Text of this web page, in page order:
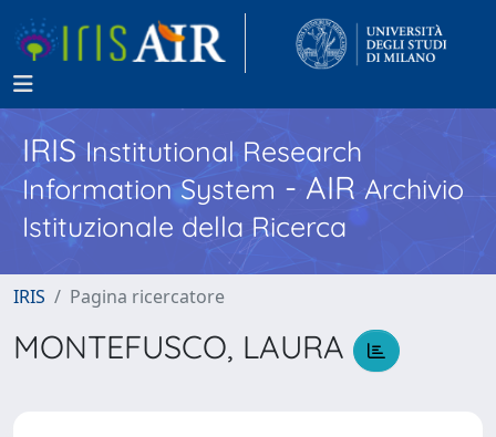
IRISInstitutional Research
Information System - AIR Archivio
Istituzionale della Ricerca
IRIS Pagina ricercatore
MONTEFUSCO, LAURA